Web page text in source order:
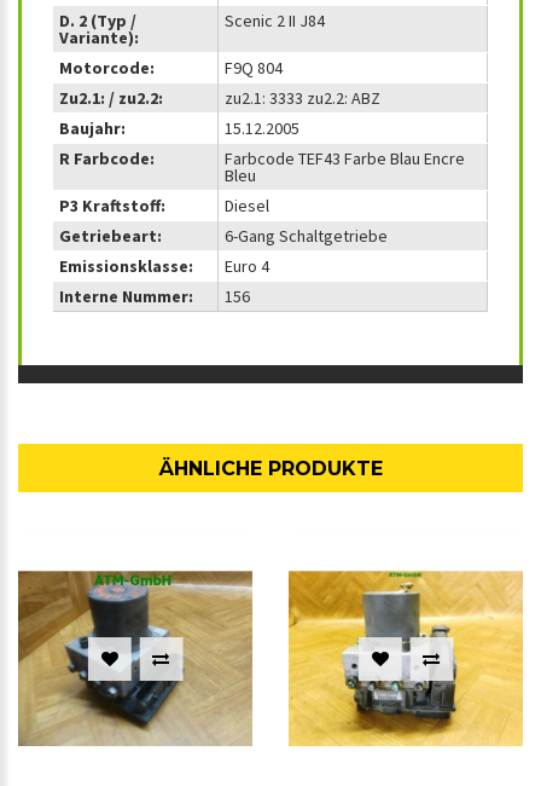
D. 2 (Typ /
Variante):
Scenic 2 II J84
Motorcode:
F9Q 804
Zu2.1: / zu2.2:
zu2.1: 3333 zu2.2: ABZ
Baujahr:
15.12.2005
R Farbcode:
Farbcode TEF43 Farbe Blau Encre
Bleu
P3 Kraftstoff:
Diesel
Getriebeart:
6-Gang Schaltgetriebe
Emissionsklasse:
Euro 4
Interne Nummer:
156
ÄHNLICHE PRODUKTE